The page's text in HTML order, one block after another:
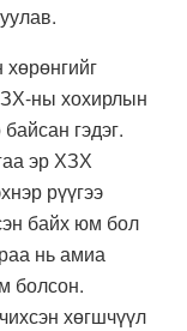
ны хохирлын
гэдэг.
эр ХЗХ
рүүгээ
байх юм бол
нь амиа
болсон.
хөгшчүүл